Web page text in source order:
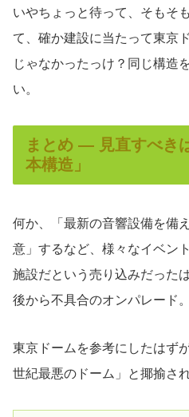
いやちょっと待って、そもそ
て、確か建設に当たって東京
じゃなかったっけ？同じ構造
い。
まとめ ― 見直すべき
本構造」
何か、「最新の音響設備を備
意」するなど、様々なイベン
施設だという売り込みだった
後から不具合のオンパレード。
東京ドームを参考にしたはず
世紀最悪のドーム」と揶揄さ